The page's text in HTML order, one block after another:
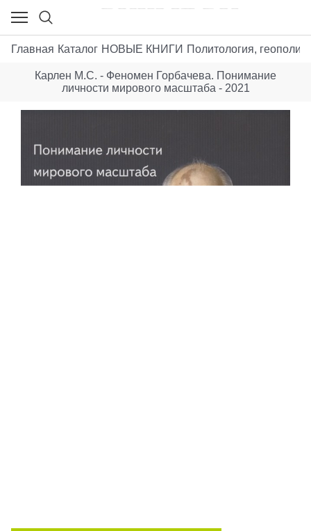
Главная Каталог НОВЫЕ КНИГИ Политология,
Карлен М.С. - Феномен Горбачева. Понимание
личности мирового масштаба - 2021